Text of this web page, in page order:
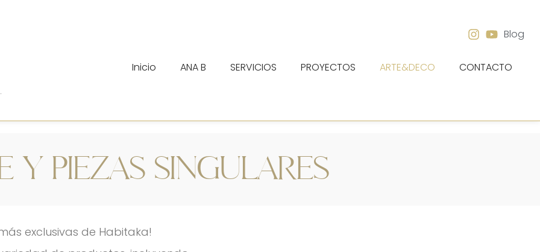
Blog
Inicio ANA B SERVICIOS PROYECTOS ARTE&DECO CONTACTO
Y PIEZAS SINGULARES
exclusivas de Habitaka!